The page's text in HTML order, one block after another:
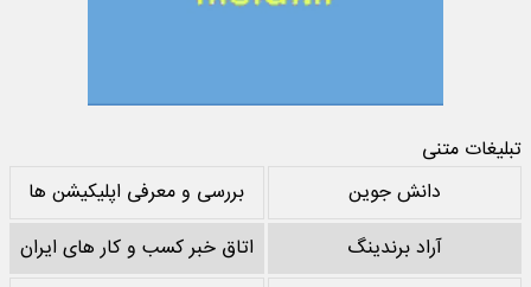
تبلیغات متنی
دانش جوین
بررسی و معرفی اپلیکیشن ها
آراد برندینگ
اتاق خبر کسب و کار های ایران